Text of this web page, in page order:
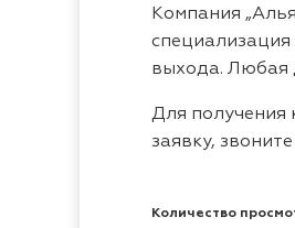
Компания
выхода. Любая
Для получения
заявку,
Количество